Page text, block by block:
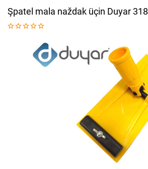
Şpatel mala naždak üçin Duyar 318